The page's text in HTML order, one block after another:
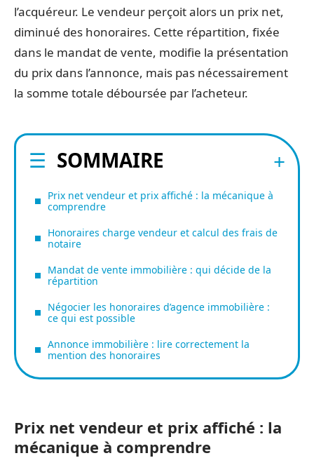
l’acquéreur. Le vendeur perçoit alors un prix net,
diminué des honoraires. Cette répartition, fixée
dans le mandat de vente, modifie la présentation
du prix dans l’annonce, mais pas nécessairement
la somme totale déboursée par l’acheteur.
SOMMAIRE
Prix net vendeur et prix affiché : la mécanique à
comprendre
Honoraires charge vendeur et calcul des frais de
notaire
Mandat de vente immobilière : qui décide de la
répartition
Négocier les honoraires d’agence immobilière :
ce qui est possible
Annonce immobilière : lire correctement la
mention des honoraires
Prix net vendeur et prix affiché : la
mécanique à comprendre